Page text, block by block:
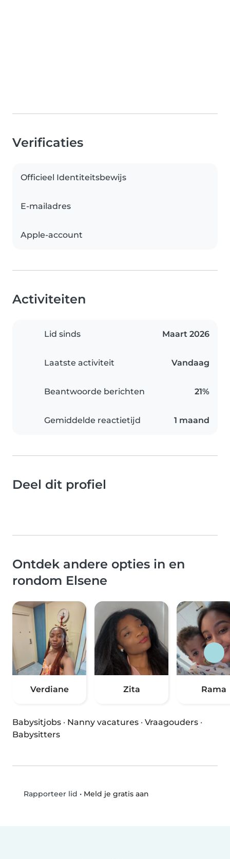
Verificaties
Officieel Identiteitsbewijs
E-mailadres
Apple-account
Activiteiten
Lid sinds Maart 2026
Laatste activiteit Vandaag
Beantwoorde berichten 21%
Gemiddelde reactietijd 1 maand
Deel dit profiel
Ontdek andere opties in en
rondom Elsene
Verdiane Zita Rama
Babysitjobs · Nanny vacatures · Vraagouders ·
Babysitters
Rapporteer lid • Meld je gratis aan